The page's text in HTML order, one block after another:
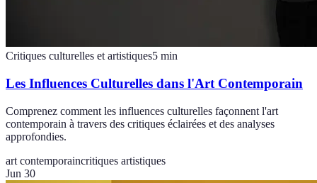
Critiques culturelles et artistiques5 min
Les Influences Culturelles dans l'Art Contemporain
Comprenez comment les influences culturelles façonnent l'art
contemporain à travers des critiques éclairées et des analyses
approfondies.
art contemporaincritiques artistiques
Jun 30